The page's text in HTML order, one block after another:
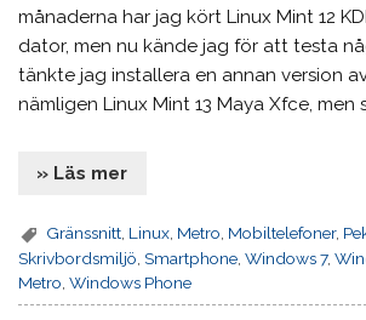
månaderna har jag kört Linux Mint 12
dator, men nu kände jag för att testa
tänkte jag installera en annan version
nämligen Linux Mint 13 Maya Xfce, men
» Läs mer
Gränssnitt Linux Metro Mobiltelefoner,
Skrivbordsmiljö,Smartphone,Windows 7,
Metro,Windows Phone